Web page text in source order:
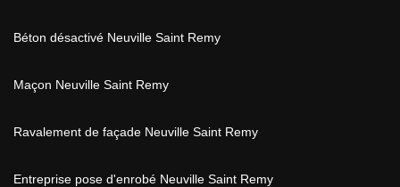
Béton désactivé Neuville Saint Remy
Maçon Neuville Saint Remy
Ravalement de façade Neuville Saint Remy
Entreprise pose d'enrobé Neuville Saint Remy